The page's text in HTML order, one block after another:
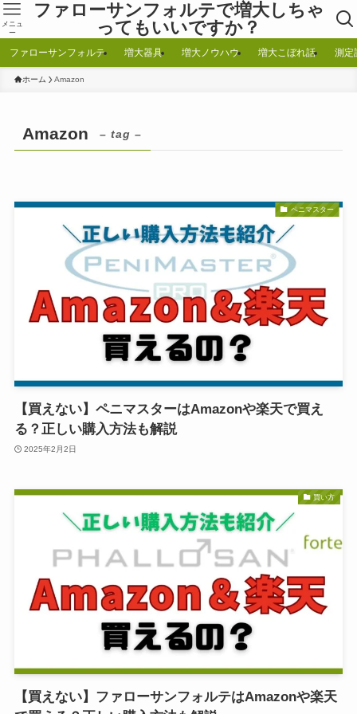
ファローサンフォルテで増大しちゃ
ってもいいですか？
メニュ
ー
ファローサンフォルテ 増大器具 増大ノウハウ 増大こぼれ話 測定
ホーム Amazon
Amazon – tag –
ペニマスター
【買えない】ペニマスターはAmazonや楽天で買え
る？正しい購入方法も解説
2025年2月2日
買い方
【買えない】ファローサンフォルテはAmazonや楽天